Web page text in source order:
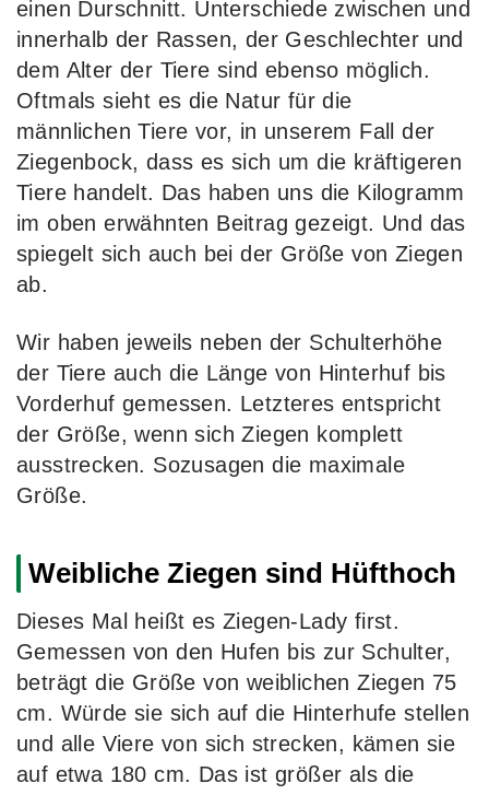
einen Durschnitt. Unterschiede zwischen und
innerhalb der Rassen, der Geschlechter und
dem Alter der Tiere sind ebenso möglich.
Oftmals sieht es die Natur für die
männlichen Tiere vor, in unserem Fall der
Ziegenbock, dass es sich um die kräftigeren
Tiere handelt. Das haben uns die Kilogramm
im oben erwähnten Beitrag gezeigt. Und das
spiegelt sich auch bei der Größe von Ziegen
ab.
Wir haben jeweils neben der Schulterhöhe
der Tiere auch die Länge von Hinterhuf bis
Vorderhuf gemessen. Letzteres entspricht
der Größe, wenn sich Ziegen komplett
ausstrecken. Sozusagen die maximale
Größe.
Weibliche Ziegen sind Hüfthoch
Dieses Mal heißt es Ziegen-Lady first.
Gemessen von den Hufen bis zur Schulter,
beträgt die Größe von weiblichen Ziegen 75
cm. Würde sie sich auf die Hinterhufe stellen
und alle Viere von sich strecken, kämen sie
auf etwa 180 cm. Das ist größer als die